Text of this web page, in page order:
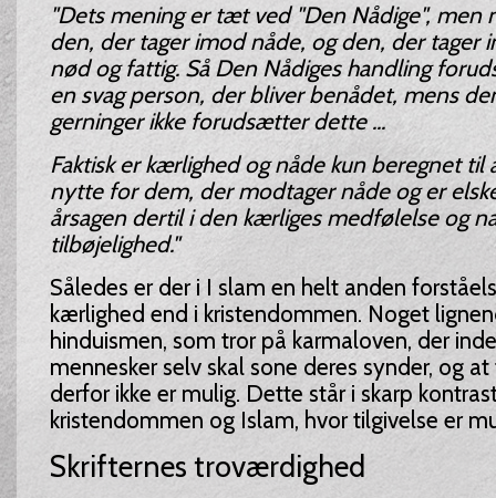
"Dets mening er tæt ved "Den Nådige", men
den, der tager imod nåde, og den, der tager
nød og fattig. Så Den Nådiges handling
en svag person, der bliver benådet, mens
gerninger ikke forudsætter dette ...
Faktisk er kærlighed og nåde kun beregnet til
nytte for dem, der modtager nåde og er
årsagen dertil i den kærliges medfølelse og
tilbøjelighed."
Således er der i I slam en helt anden
kærlighed end i kristendommen. Noget
hinduismen, som tror på karmaloven, der
mennesker selv skal sone deres synder, og
derfor ikke er mulig. Dette står i skarp
kristendommen og Islam, hvor tilgivelse er
Skrifternes troværdighed